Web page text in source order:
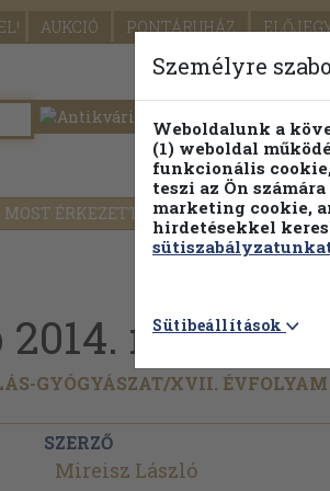
AUKCIÓ PONTÁRUHÁZ
MOST ÉRKEZETT PILLANATNYI
nyár
GYÓGYÁSZAT/XVII. ÉVFOLYAM
SZERZŐ
Mireisz László
Személyre
Weboldalunk a
(1) weboldal
funkcionális
teszi az Ön
marketing cookie,
hirdetésekkel
Sütibeállítások